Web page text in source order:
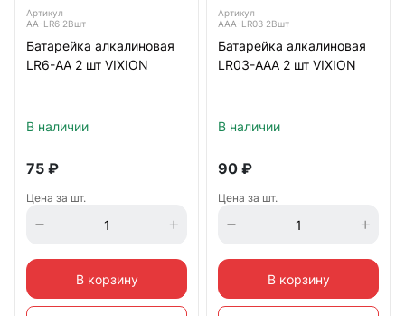
Артикул
AA-LR6 2Bшт
Батарейка алкалиновая
LR6-AA 2 шт VIXION
В наличии
75 ₽
Цена за шт.
В корзину
Артикул
AAA-LR03 2Bшт
Батарейка алкалиновая
LR03-AAA 2 шт VIXION
В наличии
90 ₽
Цена за шт.
В корзину